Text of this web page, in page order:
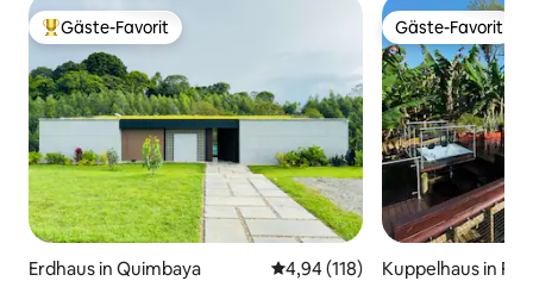
Beliebter Gäste-Favorit.
Gäste-Favorit
Erdhaus in Quimbaya Durchschnittliche Bewertung:
4,94 (118)
Gäste-Favorit
Gäste-Favorit
Kuppelhaus in